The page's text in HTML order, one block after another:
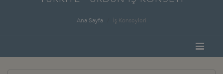
Ana Sayfa İş Konseyleri